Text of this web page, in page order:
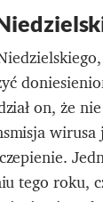
on, że
wirusa
tego roku,